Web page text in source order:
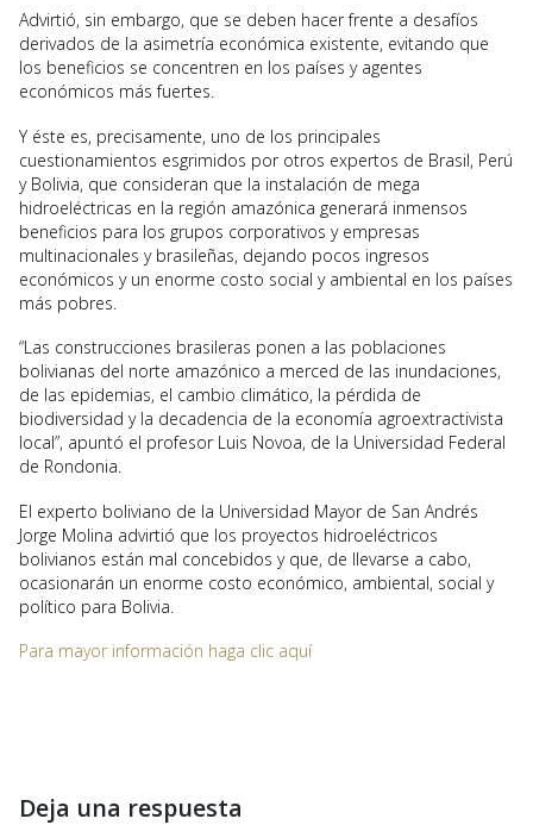
Advirtió, sin embargo, que se deben hacer frente a desafíos
derivados de la asimetría económica existente, evitando que
los beneficios se concentren en los países y agentes
económicos más fuertes.
Y éste es, precisamente, uno de los principales
cuestionamientos esgrimidos por otros expertos de Brasil, Perú
y Bolivia, que consideran que la instalación de mega
hidroeléctricas en la región amazónica generará inmensos
beneficios para los grupos corporativos y empresas
multinacionales y brasileñas, dejando pocos ingresos
económicos y un enorme costo social y ambiental en los países
más pobres.
“Las construcciones brasileras ponen a las poblaciones
bolivianas del norte amazónico a merced de las inundaciones,
de las epidemias, el cambio climático, la pérdida de
biodiversidad y la decadencia de la economía agroextractivista
local”, apuntó el profesor Luis Novoa, de la Universidad Federal
de Rondonia.
El experto boliviano de la Universidad Mayor de San Andrés
Jorge Molina advirtió que los proyectos hidroeléctricos
bolivianos están mal concebidos y que, de llevarse a cabo,
ocasionarán un enorme costo económico, ambiental, social y
político para Bolivia.
Para mayor información haga clic aquí
Deja una respuesta